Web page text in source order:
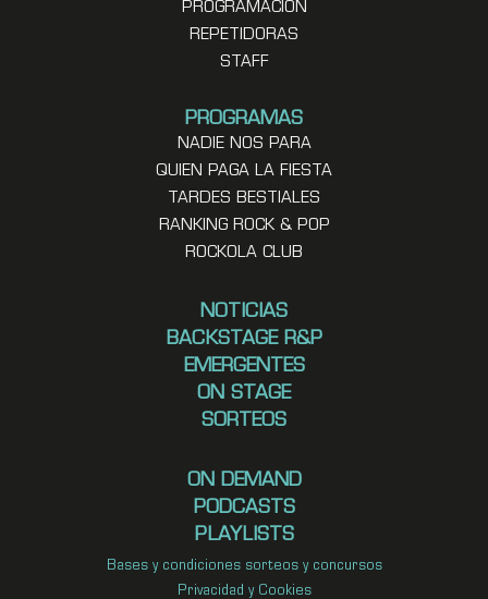
PROGRAMACION
REPETIDORAS
STAFF
PROGRAMAS
NADIE NOS PARA
QUIEN PAGA LA FIESTA
TARDES BESTIALES
RANKING ROCK & POP
ROCKOLA CLUB
NOTICIAS
BACKSTAGE R&P
EMERGENTES
ON STAGE
SORTEOS
ON DEMAND
PODCASTS
PLAYLISTS
Bases y condiciones sorteos y concursos
Privacidad y Cookies